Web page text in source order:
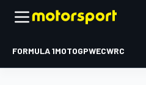
FORMULA 1MOTOGPWECWRC